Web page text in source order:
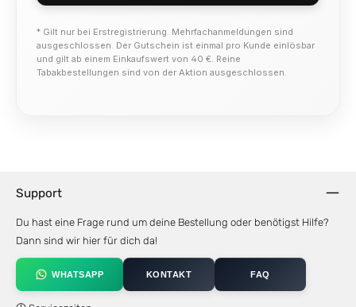
* Gilt nur bei Erstregistrierung. Mehrfachanmeldungen sind
ausgeschlossen. Der Gutschein ist einmal pro Kunde einlösbar
und gilt ab einem Einkaufswert von 40 €. Reine
Tabakbestellungen sind von der Aktion ausgeschlossen.
Support
Du hast eine Frage rund um deine Bestellung oder benötigst Hilfe?
Dann sind wir hier für dich da!
WHATSAPP KONTAKT FAQ